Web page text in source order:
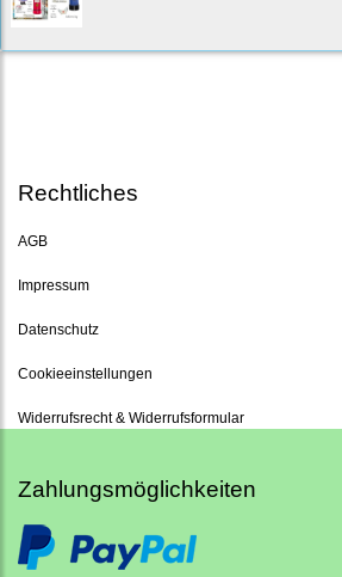
Rechtliches
AGB
Impressum
Datenschutz
Cookieeinstellungen
Widerrufsrecht & Widerrufsformular
Zahlungsmöglichkeiten